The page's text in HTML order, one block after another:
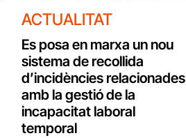
ACTUALITAT
Es posa en marxa un nou
sistema de recollida
d’incidències relacionades
amb la gestió de la
incapacitat laboral
temporal